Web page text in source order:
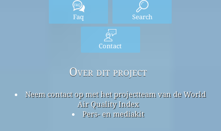
Faq Search
Contact
Over dit project
Neem contact op met het projectteam van de World
Air Quality Index
Pers- en mediakit